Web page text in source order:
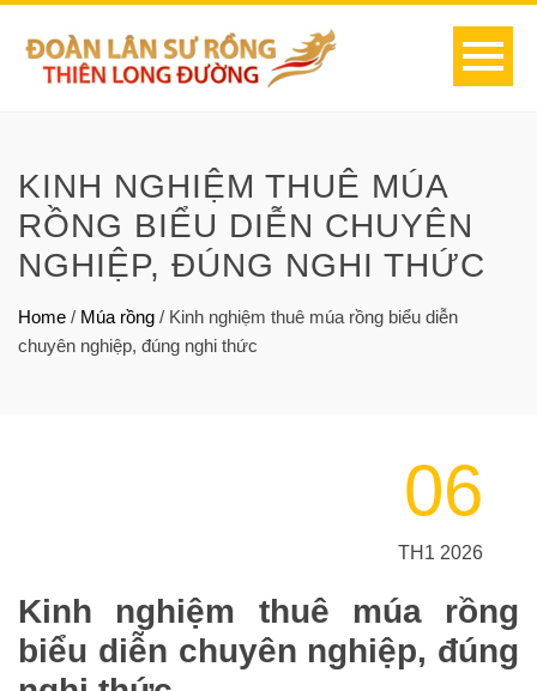
KINH NGHIỆM THUÊ MÚA
RỒNG BIỂU DIỄN CHUYÊN
NGHIỆP, ĐÚNG NGHI THỨC
Home / Múa rồng / Kinh nghiệm thuê múa rồng biểu diễn
chuyên nghiệp, đúng nghi thức
06
TH1 2026
Kinh nghiệm thuê múa rồng
biểu diễn chuyên nghiệp, đúng